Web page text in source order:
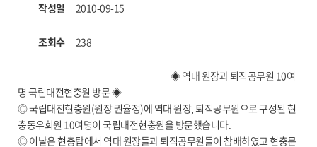
작성일 2010-09-15
조회수 238
◈ 역대 원장과 퇴직공무원 10여
명 국립대전현충원 방문 ◈
◎ 국립대전현충원(원장 권율정)에 역대 원장, 퇴직공무원으로 구성된 현
충동우회원 10여명이 국립대전현충원을 방문했습니다.
◎ 이날은 현충탑에서 역대 원장들과 퇴직공무원들이 참배하였고 현충문